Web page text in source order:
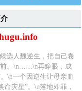
选人魏逆生，把自己卷
前。\n……\n再睁眼，成
\n一个因逆生让母亲血
灾星”。\n落地即罪，